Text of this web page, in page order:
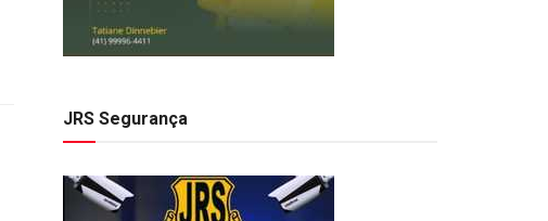
JRS Segurança